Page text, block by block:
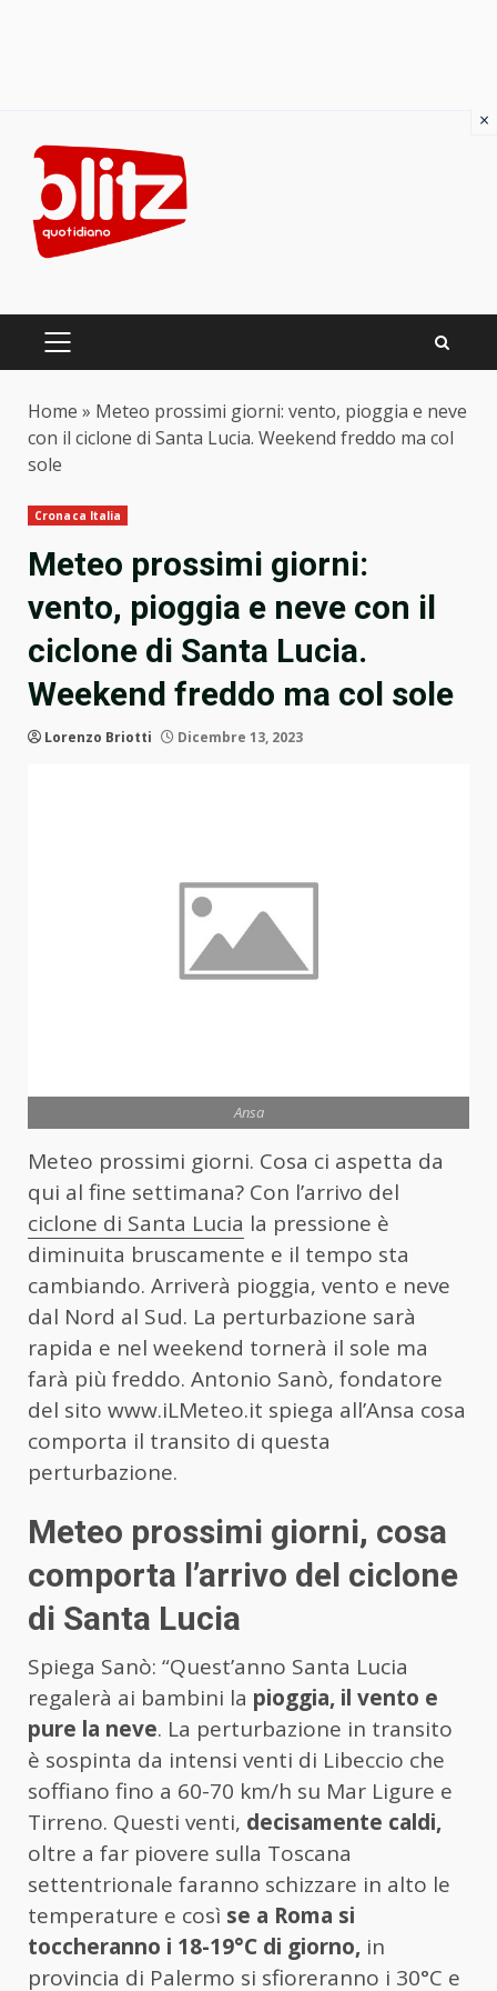
content
PRIMARY
Home » Meteo prossimi giorni: vento, pioggia e neve
con il ciclone di Santa Lucia. Weekend freddo ma col
sole
Cronaca Italia
Meteo prossimi giorni:
vento, pioggia e neve con il
ciclone di Santa Lucia.
Weekend freddo ma col sole
Lorenzo Briotti Dicembre 13, 2023
Ansa
Meteo prossimi giorni. Cosa ci aspetta da
qui al fine settimana? Con l’arrivo del
ciclone di Santa Lucia la pressione è
diminuita bruscamente e il tempo sta
cambiando. Arriverà pioggia, vento e neve
dal Nord al Sud. La perturbazione sarà
rapida e nel weekend tornerà il sole ma
farà più freddo. Antonio Sanò, fondatore
del sito www.iLMeteo.it spiega all’Ansa cosa
comporta il transito di questa
perturbazione.
Meteo prossimi giorni, cosa
comporta l’arrivo del ciclone
di Santa Lucia
Spiega Sanò: “Quest’anno Santa Lucia
regalerà ai bambini la pioggia, il vento e
pure la neve. La perturbazione in transito
è sospinta da intensi venti di Libeccio che
soffiano fino a 60-70 km/h su Mar Ligure e
Tirreno. Questi venti, decisamente caldi,
oltre a far piovere sulla Toscana
settentrionale faranno schizzare in alto le
temperature e così se a Roma si
toccheranno i 18-19°C di giorno, in
provincia di Palermo si sfioreranno i 30°C e
×